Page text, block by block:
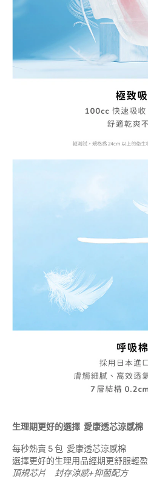
生理期更好的選擇 愛康透芯涼感棉
每秒熱賣 5 包 愛康透芯涼感棉
選擇更好的生理用品經期更舒服輕盈
頂規芯片 封存涼感+抑菌配方